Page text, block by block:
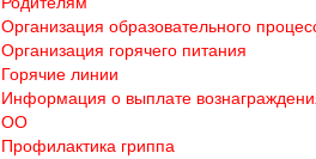
Организация образовательного
Организация горячего питания
Горячие линии
Информация о выплате
ОО
Профилактика гриппа